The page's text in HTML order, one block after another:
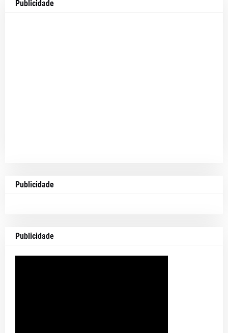
Publicidade
Publicidade
Publicidade